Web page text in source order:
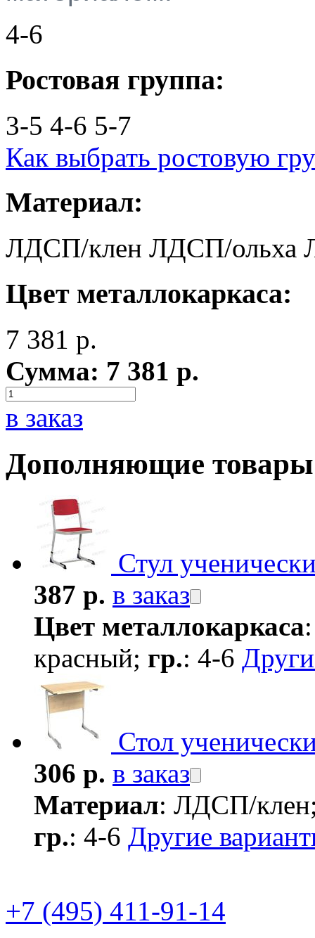
4-6
Ростовая группа:
3-5 4-6 5-7
Как выбрать ростовую
Материал:
ЛДСП/клен ЛДСП/ольха
Цвет металлокаркаса:
7 381 р.
Сумма: 7 381 р.
в заказ
Дополняющие товары
Стул
387 р. в заказ
Цвет металлокаркаса
красный; гр.: 4-6
Стол
306 р. в заказ
Материал: ЛДСП/
гр.: 4-6 Другие
+7 (495) 411-91-14